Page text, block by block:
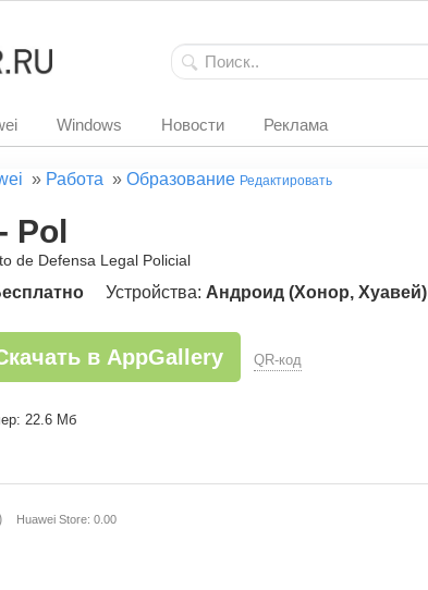
Windows Новости Реклама
» Работа » Образование Редактировать
Pol
de Defensa Legal Policial
Устройства: Андроид (Хонор, Хуавей)
в AppGallery QR-код
22.6 Мб
Huawei Store: 0.00